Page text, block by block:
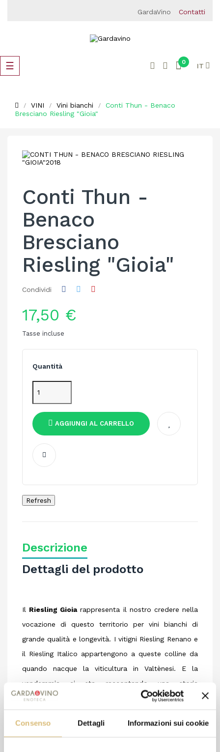
Consenso Dettagli Informazioni sui cookie
GardaVino Contatti
navigazione
Toggle
☰ 0 IT
VINI Vini bianchi
Conti Thun - Benaco
Bresciano Riesling "Gioia"
Conti Thun -
Benaco
Bresciano
Riesling "Gioia"
Condividi
17,50 €
Tasse incluse
Quantità
AGGIUNGI AL CARRELLO
Descrizione
Dettagli del prodotto
Il Riesling Gioiarappresenta il nostro credere nella
vocazione di questo territorio per vini bianchi di
grande qualità e longevità. I vitigni Riesling Renano e
il Riesling Italico appartengono a queste colline da
quando nacque la viticultura in Valtènesi. E la
vendemmia ci sta raccontando una storia
appassionante, pronta a rifiorire in tutto il suo
Gioia Riesling
embodies our belief in the vocation